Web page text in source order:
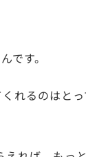
です。
れるのはと